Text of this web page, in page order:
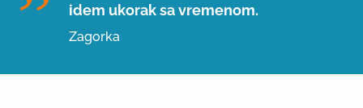
idem ukorak sa vremenom.
Zagorka